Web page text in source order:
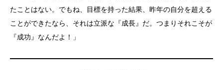
たことはない。でもね、目標を持った結果、昨年の自分を超える
ことができたなら、それは立派な『成長』だ。つまりそれこそが
『成功』なんだよ！」